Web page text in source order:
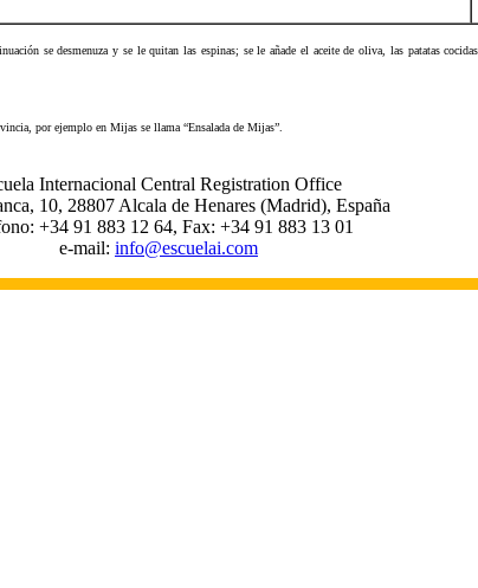
se desmenuza y se le quitan las espinas; se le añade el aceite de oliva, las patatas
por ejemplo en Mijas se llama “Ensalada de Mijas”.
Internacional Central Registration Office
10, 28807 Alcala de Henares (Madrid), España
+34 91 883 12 64, Fax: +34 91 883 13 01
e-mail: info@escuelai.com